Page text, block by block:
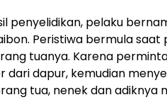
penyelidikan, pelaku
Peristiwa bermula
tuanya. Karena
dari dapur, kemudian
tua, nenek dan adiknya